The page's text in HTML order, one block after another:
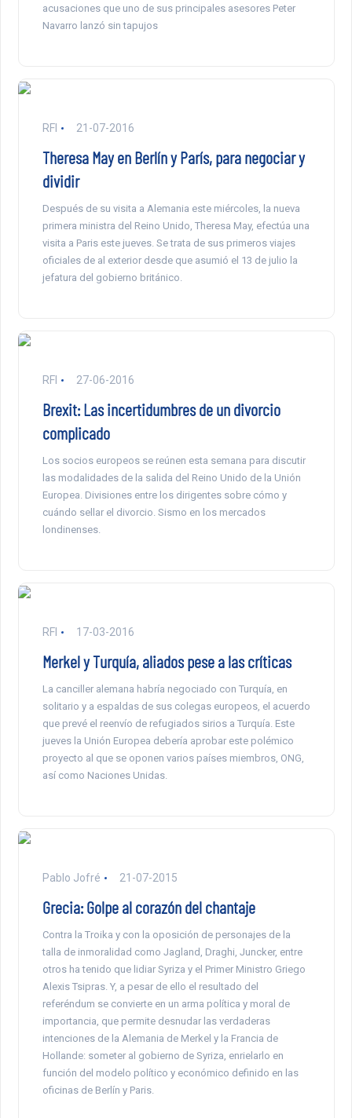
acusaciones que uno de sus principales asesores Peter
Navarro lanzó sin tapujos
RFI 21-07-2016
Theresa May en Berlín y París, para negociar y
dividir
Después de su visita a Alemania este miércoles, la nueva
primera ministra del Reino Unido, Theresa May, efectúa una
visita a Paris este jueves. Se trata de sus primeros viajes
oficiales de al exterior desde que asumió el 13 de julio la
jefatura del gobierno británico.
RFI 27-06-2016
Brexit: Las incertidumbres de un divorcio
complicado
Los socios europeos se reúnen esta semana para discutir
las modalidades de la salida del Reino Unido de la Unión
Europea. Divisiones entre los dirigentes sobre cómo y
cuándo sellar el divorcio. Sismo en los mercados
londinenses.
RFI 17-03-2016
Merkel y Turquía, aliados pese a las críticas
La canciller alemana habría negociado con Turquía, en
solitario y a espaldas de sus colegas europeos, el acuerdo
que prevé el reenvío de refugiados sirios a Turquía. Este
jueves la Unión Europea debería aprobar este polémico
proyecto al que se oponen varios países miembros, ONG,
así como Naciones Unidas.
Pablo Jofré 21-07-2015
Grecia: Golpe al corazón del chantaje
Contra la Troika y con la oposición de personajes de la
talla de inmoralidad como Jagland, Draghi, Juncker, entre
otros ha tenido que lidiar Syriza y el Primer Ministro Griego
Alexis Tsipras. Y, a pesar de ello el resultado del
referéndum se convierte en un arma política y moral de
importancia, que permite desnudar las verdaderas
intenciones de la Alemania de Merkel y la Francia de
Hollande: someter al gobierno de Syriza, enrielarlo en
función del modelo político y económico definido en las
oficinas de Berlín y Paris.